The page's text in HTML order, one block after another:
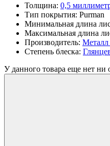
Толщина: 0,5
Тип покрытия: Purman
Минимальная длина
Максимальная длина
Производитель:
Степень блеска:
У данного товара еще нет ни